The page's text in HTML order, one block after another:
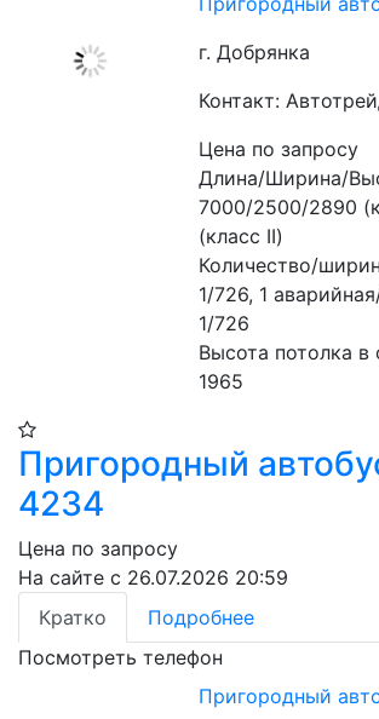
г. Добрянка
Контакт:
Цена по запросу
Длина/Ширина/
7000/2500/2890
(класс II)
Количество/
1/726, 1
1/726
Высота потолка в
1965
Пригородный
4234
Цена по запросу
На сайте с 26.07.2026 20:59
Кратко
Подробнее
Посмотреть телефон
Пригородный